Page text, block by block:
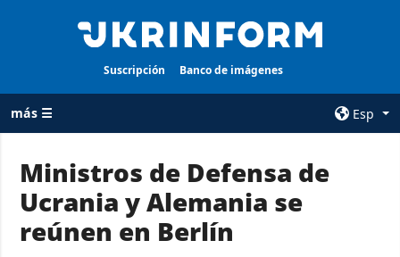
Suscripción Banco de imágenes
más ☰
Esp
TODAS LAS
CATEGORÍAS
Guerra
AGENCIA
Ministros de Defensa de
Ucrania y Alemania se
reúnen en Berlín